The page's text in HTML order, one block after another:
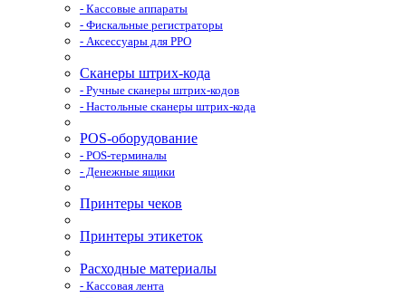
- Кассовые аппараты
- Фискальные регистраторы
- Аксессуары для РРО
Сканеры штрих-кода
- Ручные сканеры штрих-кодов
- Настольные сканеры штрих-кода
POS-оборудование
- POS-терминалы
- Денежные ящики
Принтеры чеков
Принтеры этикеток
Расходные материалы
- Кассовая лента